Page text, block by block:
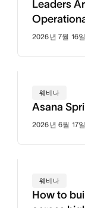
Leaders
2026년 7월 16일
웨비나
Asana
2026년 6월 17일
웨비나
How to